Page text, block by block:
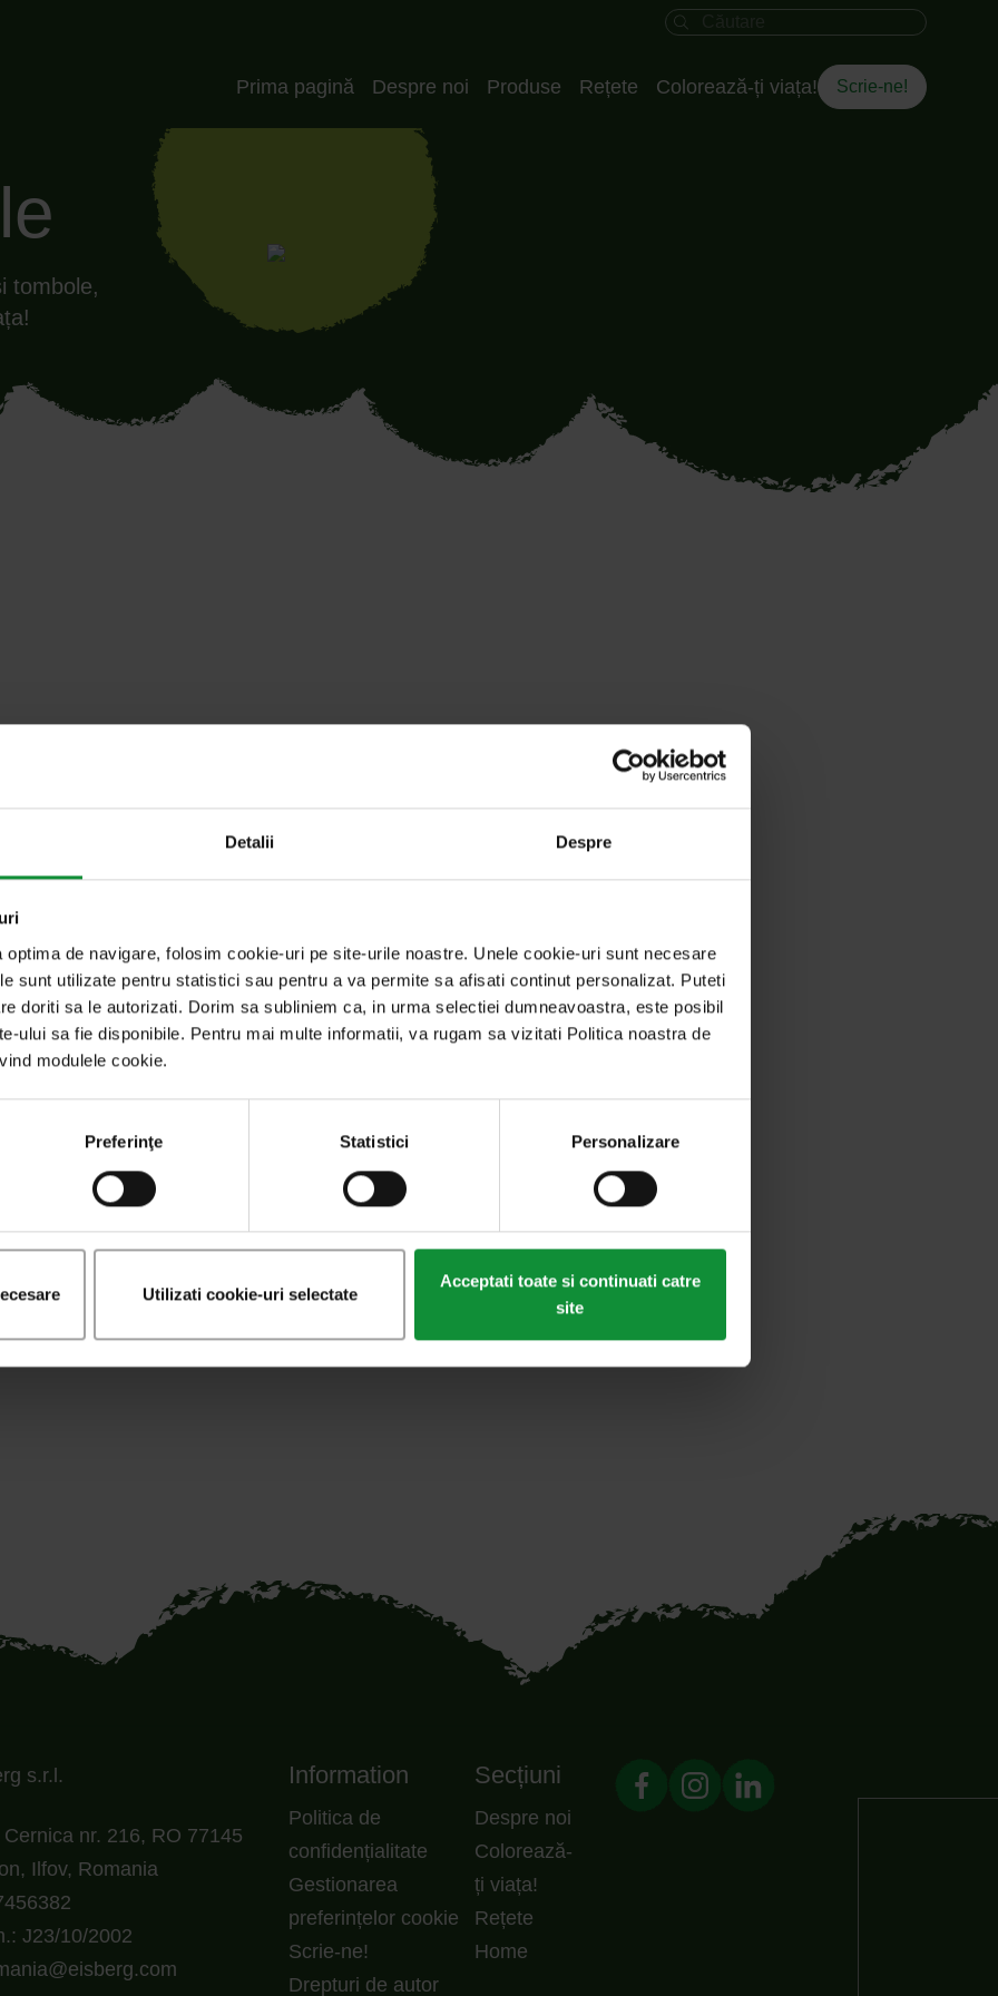
Detalii Despre
optima de navigare, folosim cookie-uri pe site-urile noastre. Unele cookie-uri sunt necesare
sunt utilizate pentru statistici sau pentru a va permite sa afisati continut personalizat. Puteti
doriti sa le autorizati. Dorim sa subliniem ca, in urma selectiei dumneavoastra, este posibil
ului sa fie disponibile. Pentru mai multe informatii, va rugam sa vizitati Politica noastra de
modulele cookie.
Preferinţe Statistici Personalizare
Utilizati cookie-uri selectate
Acceptati toate si continuati catre
site
Câmpul de căutare
Header_RO
Prima pagină Despre noi Produse Rețete Colorează-ți viața! Scrie-ne!
tombole,
cheie
foto: Dreamstime
1. aprilie 2025
Salata de vorbe cu Cosmin Dragomir
Simbolurile Paştelui creştin și apariția
Obiceiurile pascale din zilele noastre au
trecute în legendă.
s.r.l.
nr. 216, RO 77145
Ilfov, Romania
J23/10/2002
Information
Politica de
confidențialitate
Gestionarea
preferințelor cookie
Scrie-ne!
Drepturi de autor
Secțiuni
Despre noi
Colorează-
ți viața!
Rețete
Home